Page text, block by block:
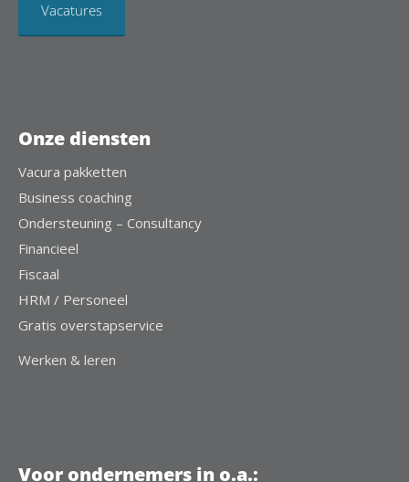
Vacatures
Onze diensten
Vacura pakketten
Business coaching
Ondersteuning – Consultancy
Financieel
Fiscaal
HRM / Personeel
Gratis overstapservice
Werken & leren
Voor ondernemers in o.a.: